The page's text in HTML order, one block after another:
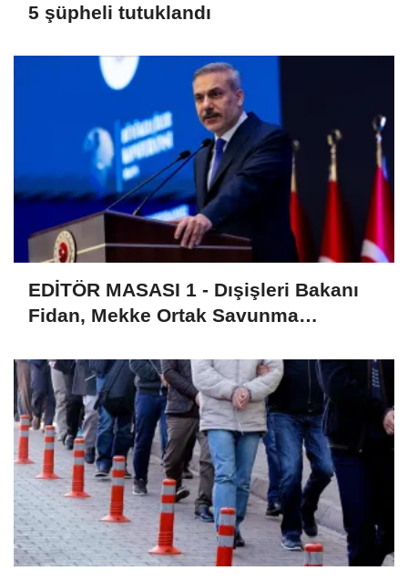
5 şüpheli tutuklandı
EDİTÖR MASASI 1 - Dışişleri Bakanı
Fidan, Mekke Ortak Savunma
NATO'nun 5. maddesiyle aynı
olduğunu söyledi